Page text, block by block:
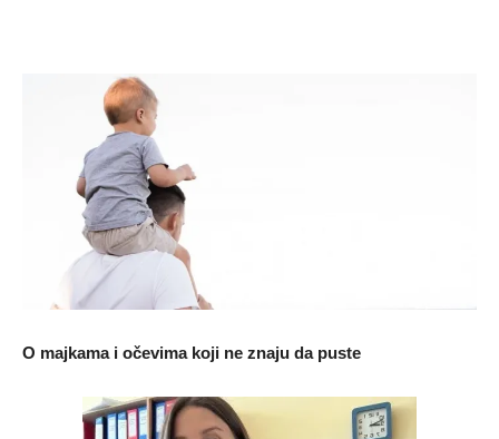
O majkama i očevima koji ne znaju da puste